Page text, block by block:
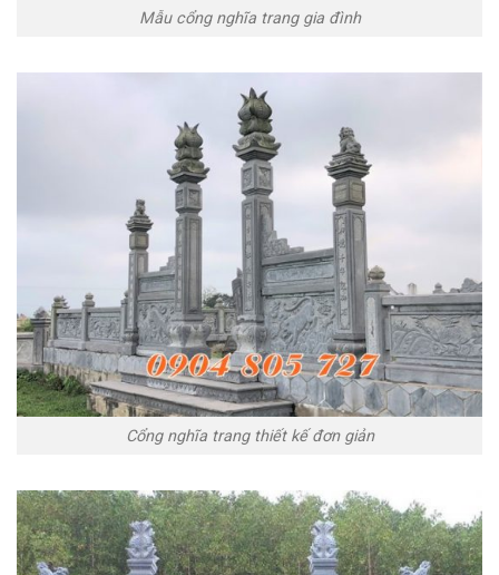
Mẫu cổng nghĩa trang gia đình
Cổng nghĩa trang thiết kế đơn giản